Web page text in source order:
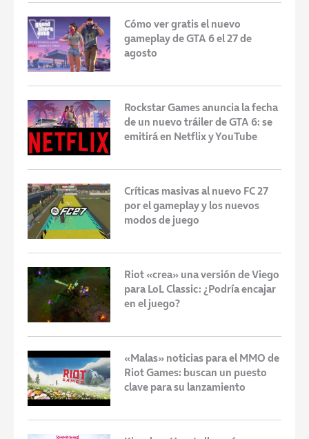
Cómo ver gratis el nuevo
gameplay de GTA 6 el 27 de
agosto
Rockstar Games anuncia la fecha
de un nuevo tráiler de GTA 6: se
emitirá en Netflix y YouTube
Críticas masivas al nuevo FC 27
por el gameplay y los nuevos
modos de juego
Riot «crea» una versión de Viego
para LoL Classic: ¿Podría encajar
en el juego?
«Malas» noticias para el MMO de
Riot Games: buscan un puesto
clave para su lanzamiento